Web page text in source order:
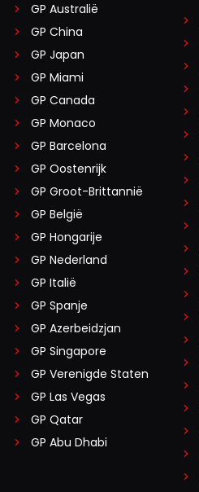
GP Australië
GP China
GP Japan
GP Miami
GP Canada
GP Monaco
GP Barcelona
GP Oostenrijk
GP Groot-Brittannië
GP België
GP Hongarije
GP Nederland
GP Italië
GP Spanje
GP Azerbeidzjan
GP Singapore
GP Verenigde Staten
GP Las Vegas
GP Qatar
GP Abu Dhabi